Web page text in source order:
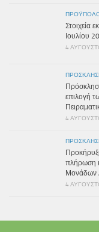
Στοιχεία
Ιουλίου
4
επιλογή
4
πλήρωση
Μονάδων
4